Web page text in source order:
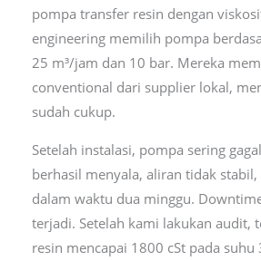
pompa transfer resin dengan
engineering memilih pompa
25 m³/jam dan 10 bar. Mereka
conventional dari supplier lokal,
sudah cukup.
Setelah instalasi, pompa sering
berhasil menyala, aliran tidak
dalam waktu dua minggu.
terjadi. Setelah kami lakukan audit,
resin mencapai 1800 cSt pada